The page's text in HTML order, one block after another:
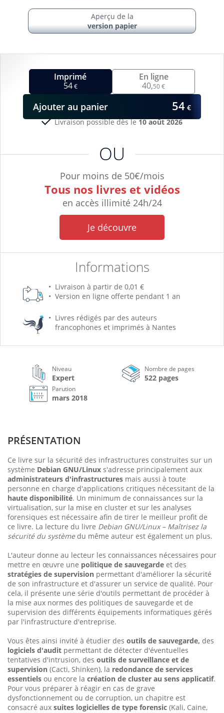
Imprimé
54€
OU
Pour moins de 50€/mois
Tous nos livres et vidéos
en accès illimité 24h/24
Je découvre
Informations
Livraison possible dès le10 août 2026
Livraison à partir de 0,01 €
Version en ligne offerte pendant 1 an
Livres rédigés par des auteurs
francophones et imprimés à Nantes
En ligne
40,50 €
Ajouter au panier 54 €
Aperçu de la
version papier
Niveau
Expert
Nombre de pages
522 pages
Parution
mars 2018
PRÉSENTATION
Ce livre sur la sécurité des infrastructures construites sur un
système Debian GNU/Linux s'adresse principalement aux
administrateurs d'infrastructures mais aussi à toute
personne en charge d'applications critiques nécessitant de la
haute disponibilité. Un minimum de connaissances sur la
virtualisation, sur la mise en cluster et sur les analyses
forensiques est nécessaire afin de tirer le meilleur profit de
ce livre. La lecture du livre Debian GNU/Linux – Maîtrisez la
sécurité du systèmedu même auteur est également un plus.
L'auteur donne au lecteur les connaissances nécessaires pour
mettre en œuvre une politique de sauvegarde et des
stratégies de supervision permettant d'améliorer la sécurité
de son infrastructure et d'assurer un service de qualité. Pour
cela, il présente une série d'outils permettant de procéder à
la mise aux normes des politiques de sauvegarde et de
supervision des différents équipements informatiques gérés
par l'infrastructure d'entreprise.
Vous êtes ainsi invité à étudier des outils de sauvegarde, des
logiciels d'audit permettant de détecter d'éventuelles
tentatives d'intrusion, des outils de surveillance et de
supervision (Cacti, Shinken), la redondance de services
essentiels ou encore la création de cluster au sens applicatif.
Pour vous préparer à réagir en cas de grave
dysfonctionnement ou de corruption, un chapitre est
consacré aux suites logicielles de type forensic (Kali, Caine,